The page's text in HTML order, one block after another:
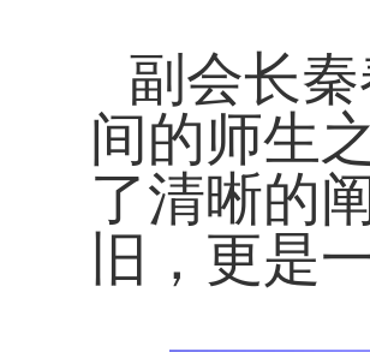
副会长
间的师生
了清晰的
旧，更是